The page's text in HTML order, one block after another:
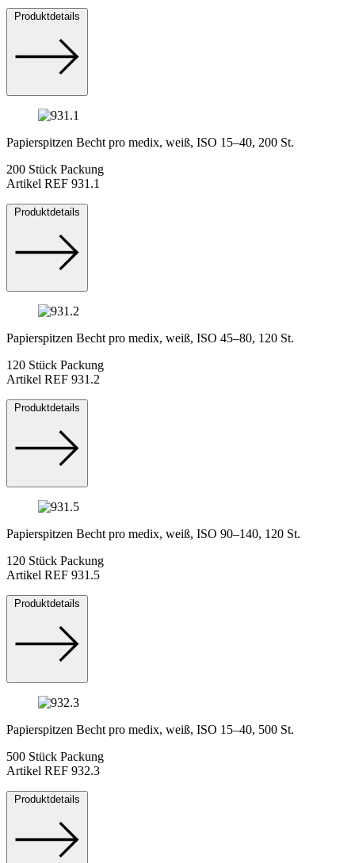
Produktdetails
Papierspitzen Becht pro medix, weiß, ISO 15–40, 200 St.
200 Stück Packung
Artikel REF 931.1
Produktdetails
Papierspitzen Becht pro medix, weiß, ISO 45–80, 120 St.
120 Stück Packung
Artikel REF 931.2
Produktdetails
Papierspitzen Becht pro medix, weiß, ISO 90–140, 120 St.
120 Stück Packung
Artikel REF 931.5
Produktdetails
Papierspitzen Becht pro medix, weiß, ISO 15–40, 500 St.
500 Stück Packung
Artikel REF 932.3
Produktdetails